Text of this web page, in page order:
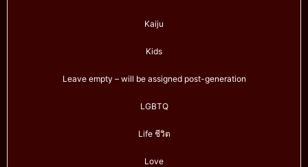
Kaiju
Kids
Leave empty – will be assigned post-generation
LGBTQ
Life ชีวิต
Love